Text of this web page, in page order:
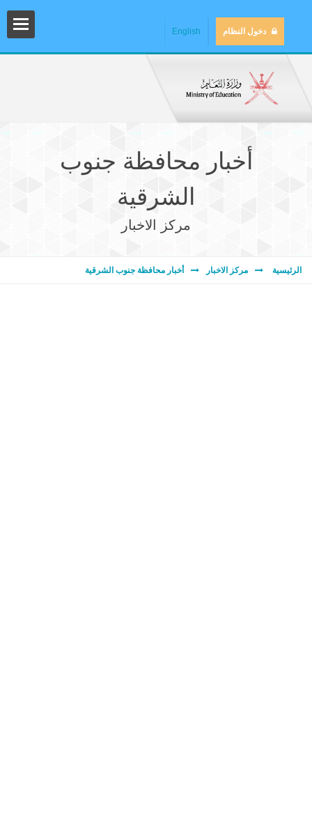
دخول النظام English
أخبار محافظة جنوب
الشرقية
مركز الاخبار
الرئيسية مركز الاخبار أخبار محافظة جنوب الشرقية